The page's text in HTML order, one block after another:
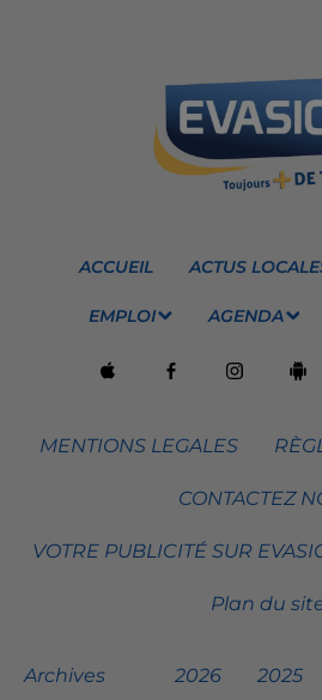
ACCUEIL ACTUS
EMPLOI AGENDA
MENTIONS LEGALES
CONTACTEZ
VOTRE PUBLICITÉ SUR
Plan du
Archives 2026 2025